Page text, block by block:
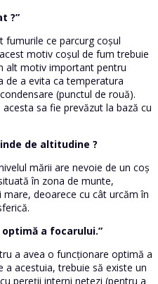
?”
fumurile ce parcurg coșul
motiv coșul de fum trebuie
alt motiv important pentru
de a evita ca temperatura
(punctul de rouă).
sa fie prevăzut la bază cu
de altitudine ?
mării are nevoie de un coș
în zona de munte,
deoarece cu cât urcăm în
a focarului.”
a avea o funcționare optimă a
acestuia, trebuie să existe un
pereții interni netezi (pentru a